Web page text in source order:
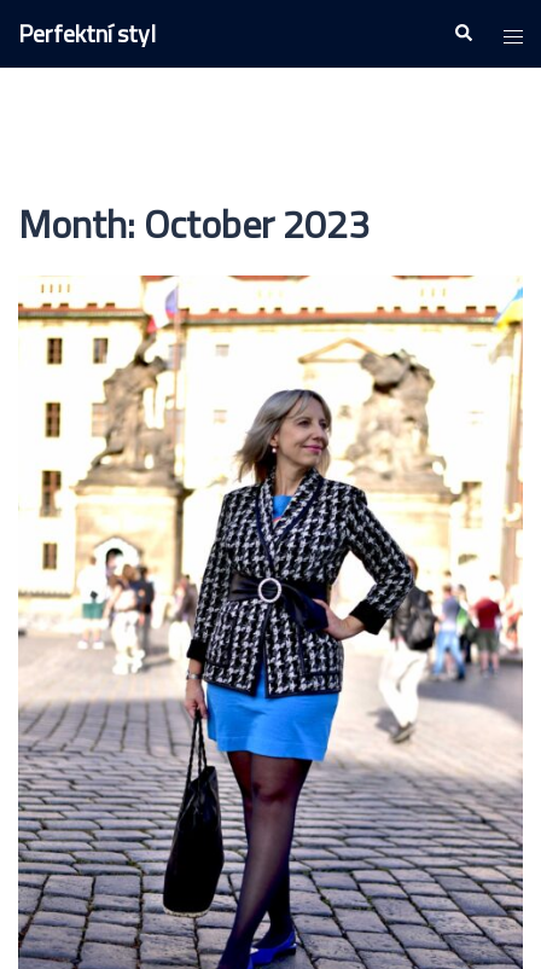
Skip
content
Perfektní styl Search
Month:October 2023